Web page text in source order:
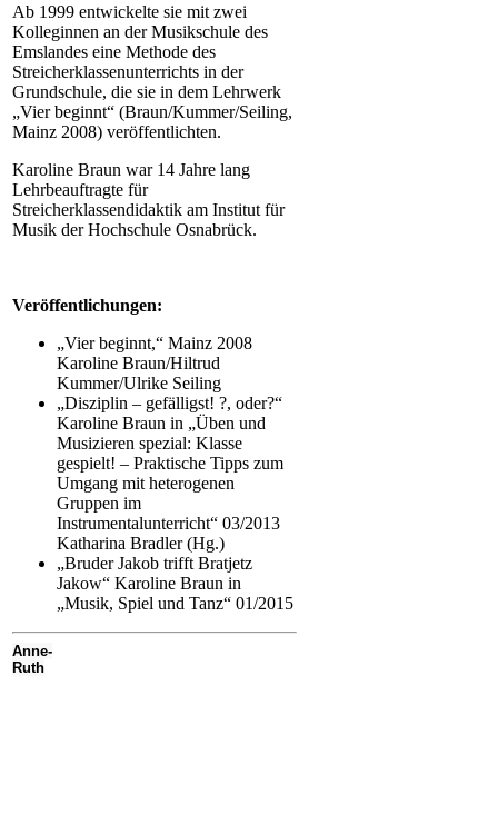
Ab 1999 entwickelte sie mit zwei
Kolleginnen an der Musikschule des
Emslandes eine Methode des
Streicherklassenunterrichts in der
Grundschule, die sie in dem Lehrwerk
„Vier beginnt“ (Braun/Kummer/Seiling,
Mainz 2008) veröffentlichten.
Karoline Braun war 14 Jahre lang
Lehrbeauftragte für
Streicherklassendidaktik am Institut für
Musik der Hochschule Osnabrück.
Veröffentlichungen:
„Vier beginnt,“ Mainz 2008
Karoline Braun/Hiltrud
Kummer/Ulrike Seiling
„Disziplin – gefälligst! ?, oder?“
Karoline Braun in „Üben und
Musizieren spezial: Klasse
gespielt! – Praktische Tipps zum
Umgang mit heterogenen
Gruppen im
Instrumentalunterricht“ 03/2013
Katharina Bradler (Hg.)
„Bruder Jakob trifft Bratjetz
Jakow“ Karoline Braun in
„Musik, Spiel und Tanz“ 01/2015
Anne-
Ruth